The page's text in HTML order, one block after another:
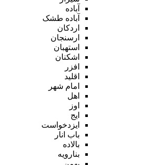
آباده
آباده طشک
اردکان
ارسنجان
استهبان
اشکنان
افزر
اقلید
امام شهر
اهل
اوز
ایج
ایزدخواست
باب انار
بالاده
بنارویه